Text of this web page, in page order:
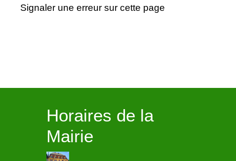
Signaler une erreur sur cette page
Horaires de la
Mairie